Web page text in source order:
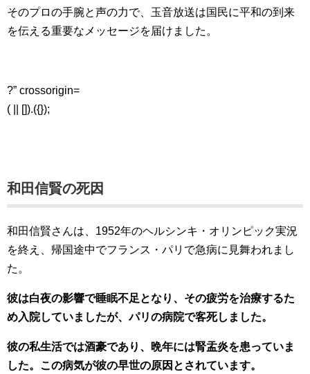
そのプロの手腕と声の力で、玉音放送は国民に平和の到来
を伝える重要なメッセージを届けました。
?” crossorigin=
( || []).({});
和田信賢の死因
和田信賢さんは、1952年のヘルシンキ・オリンピック実況
を終え、帰国途中でフランス・パリで急病に見舞われまし
た。
彼は白夜の影響で睡眠不足となり、その疲労を治療するた
め入院していましたが、パリの病院で客死しました。
彼の私生活では酒豪であり、晩年には腎盂炎を患っていま
した。この病気が彼の早世の原因とされています。